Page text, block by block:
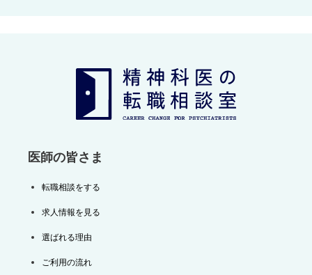
医師の皆さま
転職相談をする
求人情報を見る
選ばれる理由
ご利用の流れ